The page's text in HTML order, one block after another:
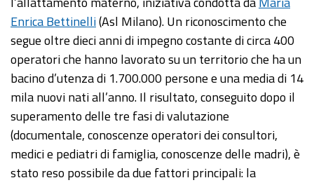
Enrica Bettinelli(Asl Milano). Un riconoscimento che
segue oltre dieci anni di impegno costante di circa 400
operatori che hanno lavorato su un territorio che ha un
bacino d’utenza di 1.700.000 persone e una media di 14
mila nuovi nati all’anno. Il risultato, conseguito dopo il
superamento delle tre fasi di valutazione
(documentale, conoscenze operatori dei consultori,
medici e pediatri di famiglia, conoscenze delle madri), è
stato reso possibile da due fattori principali: la